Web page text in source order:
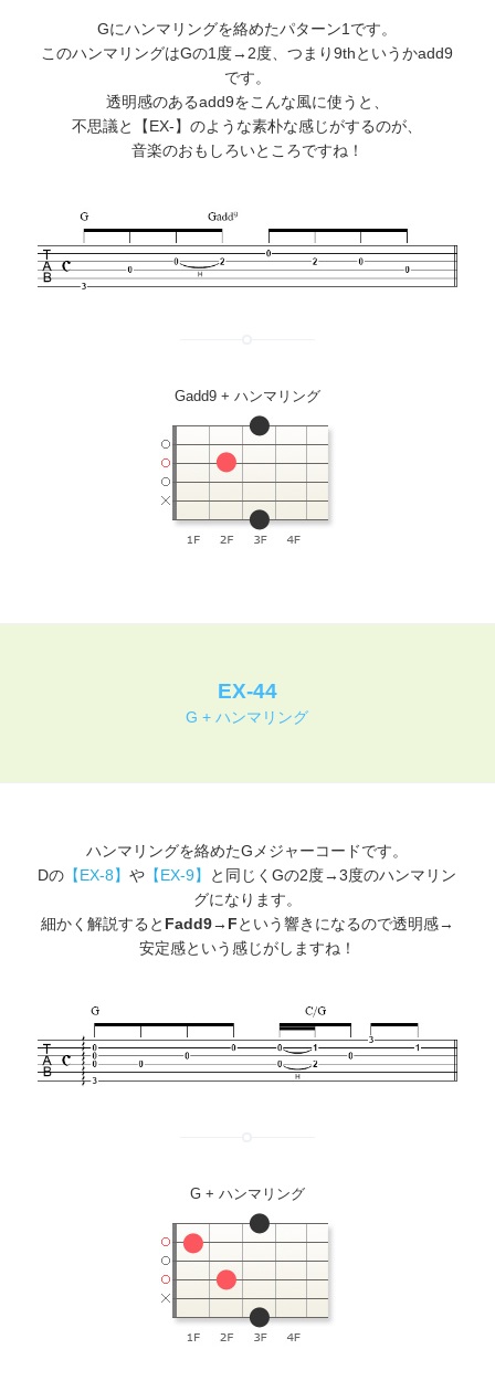
Gにハンマリングを絡めたパターン1です。
このハンマリングはGの1度→2度、つまり9thというかadd9
です。
透明感のあるadd9をこんな風に使うと、
不思議と【EX-】のような素朴な感じがするのが、
音楽のおもしろいところですね！
Gadd9 + ハンマリング
EX-44
G + ハンマリング
ハンマリングを絡めたGメジャーコードです。
Dの 【EX-8】や 【EX-9】 と同じくGの2度→3度のハンマリン
グになります。
細かく解説すると Fadd9→Fという響きになるので透明感→
安定感という感じがしますね！
G + ハンマリング